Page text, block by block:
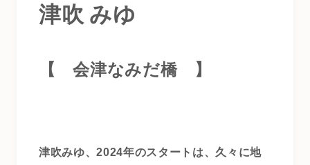
津吹 みゆ
【 会津なみだ橋 】
津吹みゆ、2024年のスタートは、久々に地